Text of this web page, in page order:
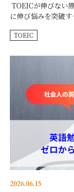
TOEICが伸びない
に伸び悩みを突破
TOEIC
2026.06.15